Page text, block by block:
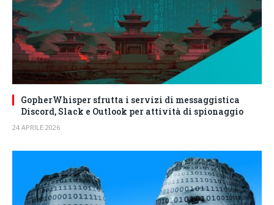
GopherWhisper sfrutta i servizi di messaggistica
Discord, Slack e Outlook per attività di spionaggio
24 APRILE 2026